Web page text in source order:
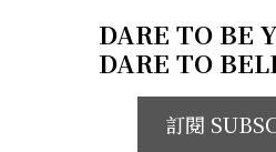
DARE TO BE
DARE TO
訂閱